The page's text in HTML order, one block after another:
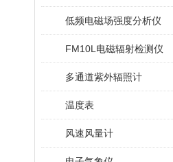
低频电磁场强度分析仪
FM10L电磁辐射检测仪
多通道紫外辐照计
温度表
风速风量计